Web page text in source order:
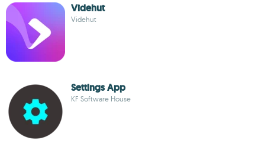
Videhut
Videhut
Settings App
KF Software House